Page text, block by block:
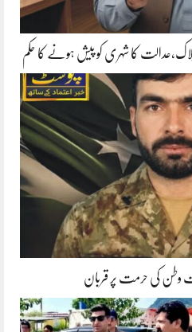
بلاک،عدالت کا شہری کو پیش ہونے کا حکم
وطن کی حرمت پر قربان